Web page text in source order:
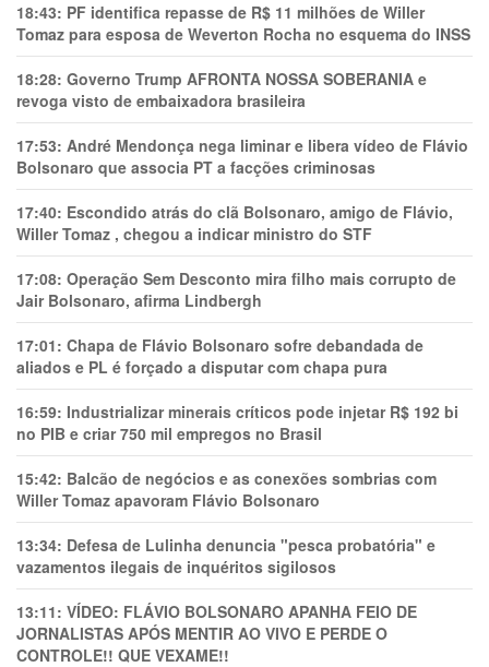
18:43: PF identifica repasse de R$ 11 milhões de Willer
Tomaz para esposa de Weverton Rocha no esquema do INSS
18:28: Governo Trump AFRONTA NOSSA SOBERANIA e
revoga visto de embaixadora brasileira
17:53: André Mendonça nega liminar e libera vídeo de Flávio
Bolsonaro que associa PT a facções criminosas
17:40: Escondido atrás do clã Bolsonaro, amigo de Flávio,
Willer Tomaz , chegou a indicar ministro do STF
17:08: Operação Sem Desconto mira filho mais corrupto de
Jair Bolsonaro, afirma Lindbergh
17:01: Chapa de Flávio Bolsonaro sofre debandada de
aliados e PL é forçado a disputar com chapa pura
16:59: Industrializar minerais críticos pode injetar R$ 192 bi
no PIB e criar 750 mil empregos no Brasil
15:42: Balcão de negócios e as conexões sombrias com
Willer Tomaz apavoram Flávio Bolsonaro
13:34: Defesa de Lulinha denuncia "pesca probatória" e
vazamentos ilegais de inquéritos sigilosos
13:11: VÍDEO: FLÁVIO BOLSONARO APANHA FEIO DE
JORNALISTAS APÓS MENTIR AO VIVO E PERDE O
CONTROLE!! QUE VEXAME!!